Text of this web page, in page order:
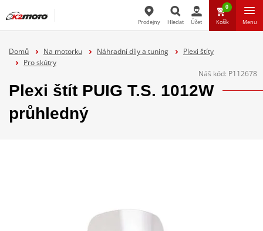
Prodejny Hledat Účet
0
Košík Menu
Domů Na motorku Náhradní díly a tuning
Plexi štíty
Pro skútry
Náš kód: P112678
Plexi štít PUIG T.S. 1012W
průhledný